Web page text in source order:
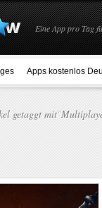
Eine App pro Tag
Apps kostenlos
getaggt mit"